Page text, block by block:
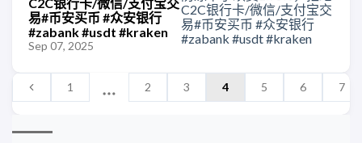
易#币安买币 #众安银行
#zabank #usdt #kraken
Sep 07, 2025
1 2 3 4 5 6 7